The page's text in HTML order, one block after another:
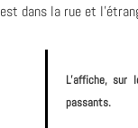
est dans la rue et
L’affiche,
passants.